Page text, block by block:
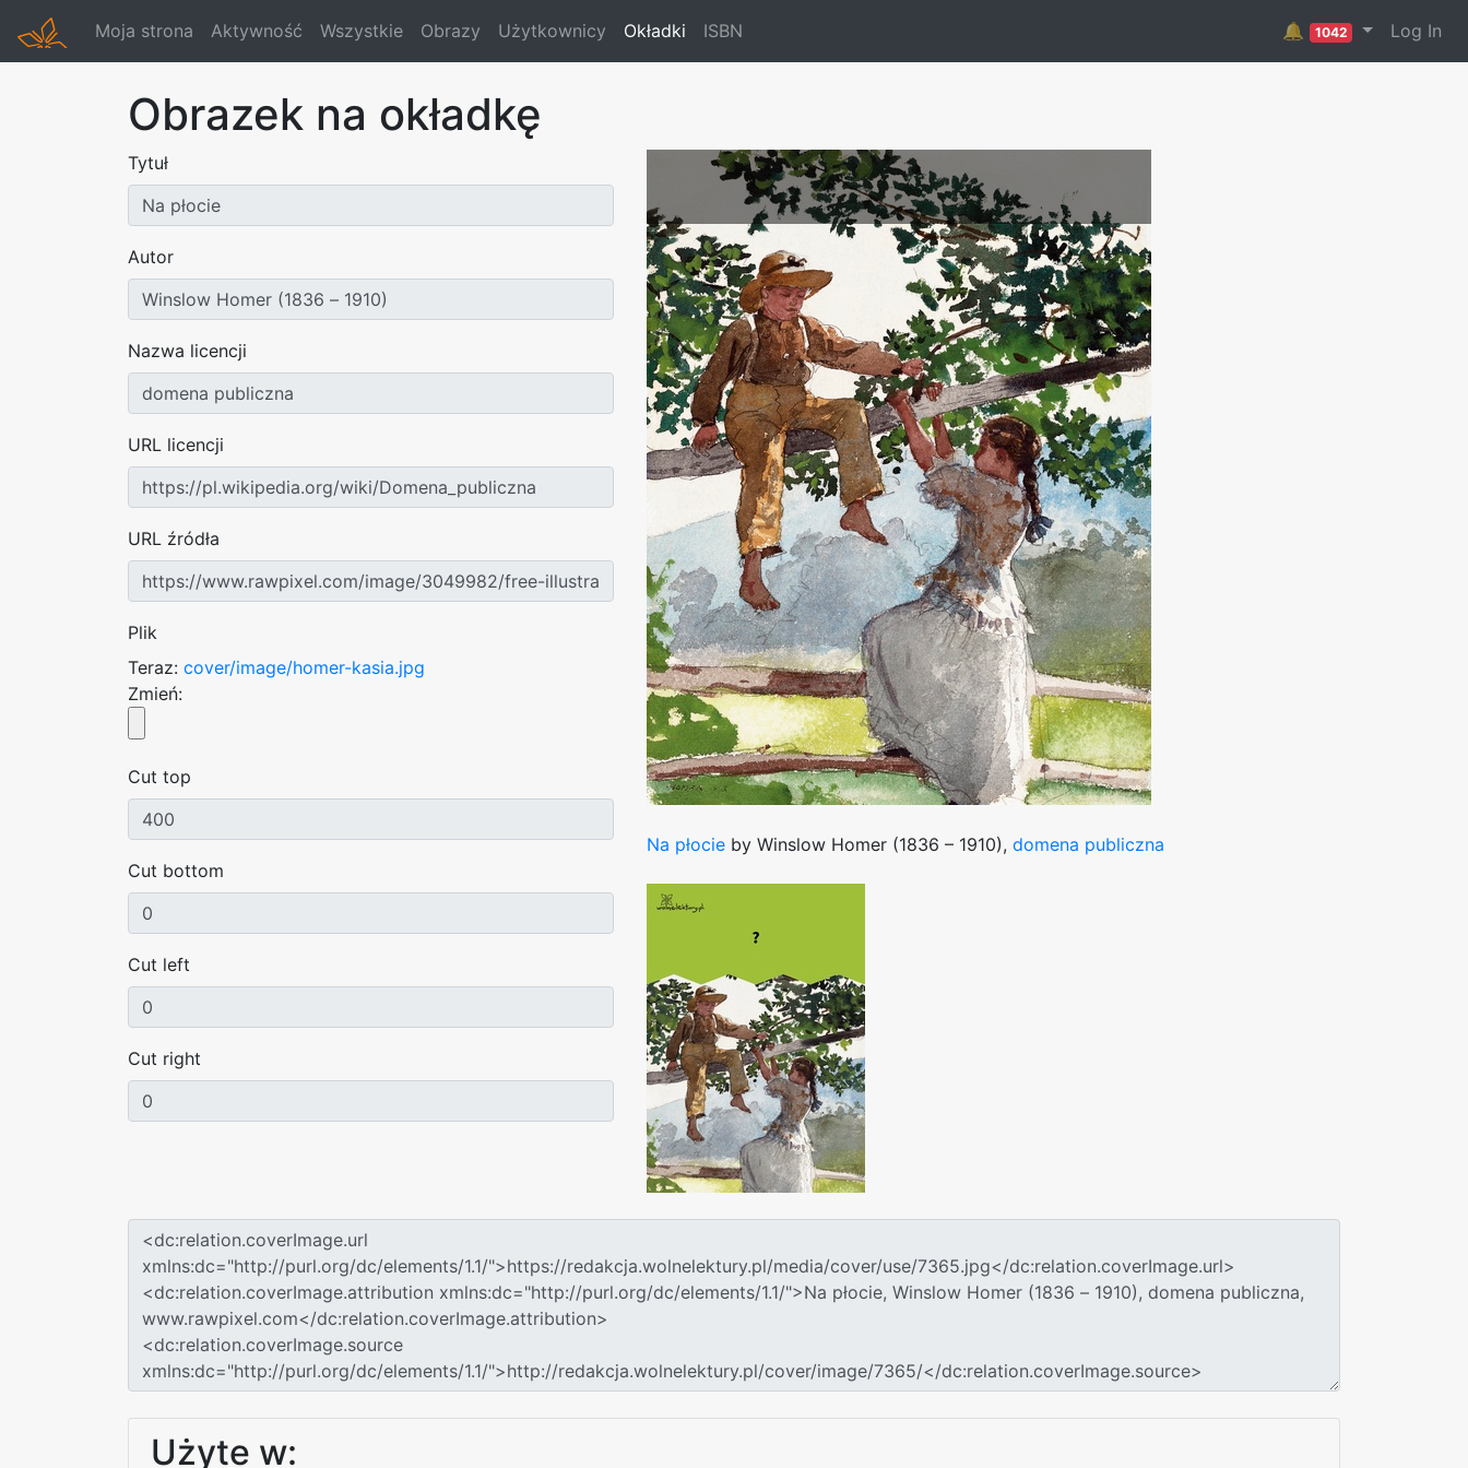
Moja strona Aktywność Wszystkie Obrazy Użytkownicy Okładki ISBN 🔔 1042 Log In
Obrazek na okładkę
Tytuł
Autor
Nazwa licencji
URL licencji
URL źródła
Plik
Teraz: cover/image/homer-kasia.jpg
Zmień:
Cut top
Cut bottom
Cut left
Cut right
Na płocie by Winslow Homer (1836 – 1910), domena publiczna
Użyte w: